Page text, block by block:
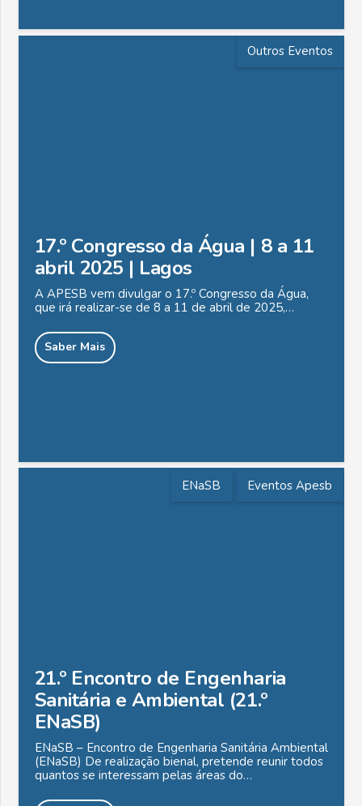
Outros Eventos
17.º Congresso da Água | 8 a 11
abril 2025 | Lagos
A APESB vem divulgar o 17.º Congresso da Água,
que irá realizar-se de 8 a 11 de abril de 2025,…
Saber Mais
ENaSB Eventos Apesb
21.º Encontro de Engenharia
Sanitária e Ambiental (21.º
ENaSB)
ENaSB – Encontro de Engenharia Sanitária Ambiental
(ENaSB) De realização bienal, pretende reunir todos
quantos se interessam pelas áreas do…